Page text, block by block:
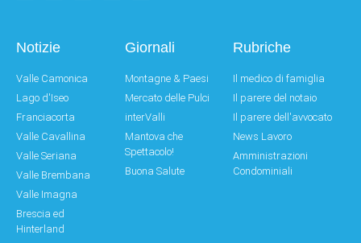
Notizie
Valle Camonica
Lago d'Iseo
Franciacorta
Valle Cavallina
Valle Seriana
Valle Brembana
Valle Imagna
Brescia ed
Hinterland
Giornali
Montagne & Paesi
Mercato delle Pulci
interValli
Mantova che
Spettacolo!
Buona Salute
Rubriche
Il medico di famiglia
Il parere del notaio
Il parere dell'avvocato
News Lavoro
Amministrazioni
Condominiali